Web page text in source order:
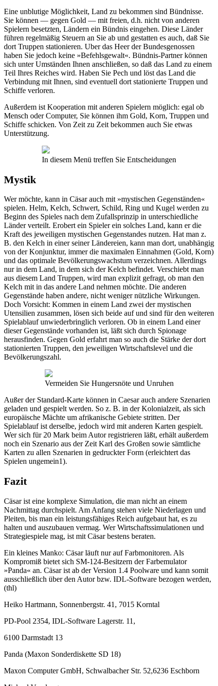
Eine unblutige Möglichkeit, Land zu bekommen sind Bündnisse.
Sie können — gegen Gold — mit freien, d.h. nicht von anderen
Spielern besetzten, Ländern ein Bündnis eingehen. Diese Länder
führen regelmäßig Steuern an Sie ab und gestatten es auch, daß Sie
dort Truppen stationieren. Uber das Heer der Bundesgenossen
haben Sie jedoch keine »Befehlsgewalt«. Bündnis-Partner können
sich unter Umständen Ihnen anschließen, so daß das Land zu einem
Teil Ihres Reiches wird. Haben Sie Pech und löst das Land die
Verbindung mit Ihnen, sind eventuell dort stationierte Truppen und
Schiffe verloren.
Außerdem ist Kooperation mit anderen Spielern möglich: egal ob
Mensch oder Computer, Sie können ihm Gold, Korn, Truppen und
Schiffe schicken. Von Zeit zu Zeit bekommen auch Sie etwas
Unterstützung.
In diesem Menü treffen Sie Entscheidungen
Mystik
Wer möchte, kann in Cäsar auch mit »mystischen Gegenständen«
spielen. Helm, Kelch, Schwert, Schild, Ring und Kugel werden zu
Beginn des Spieles nach dem Zufallsprinzip in unterschiedliche
Länder verteilt. Erobert ein Spieler ein solches Land, kann er die
Kraft des jeweiligen mystischen Gegenstandes nutzen. Hat man z.
B. den Kelch in einer seiner Ländereien, kann man dort, unabhängig
von der Konjunktur, immer die maximalen Einnahmen (Gold, Korn)
und das optimale Bevölkerungswachstum verzeichnen. Allerdings
nur in dem Land, in dem sich der Kelch befindet. Verschiebt man
aus diesem Land Truppen, wird man explizit gefragt, ob man den
Kelch mit in das andere Land nehmen möchte. Die anderen
Gegenstände haben andere, nicht weniger nützliche Wirkungen.
Doch Vorsicht: Kommen in einem Land zwei der mystischen
Utensilien zusammen, lösen sich beide auf und sind für den weiteren
Spielablauf unwiederbringlich verloren. Ob in einem Land einer
dieser Gegenstände vorhanden ist, läßt sich durch Spionage
herausfinden. Gegen Gold erfahrt man so auch die Stärke der dort
stationierten Truppen, den jeweiligen Wirtschaftslevel und die
Bevölkerungszahl.
Vermeiden Sie Hungersnöte und Unruhen
Außer der Standard-Karte können in Caesar auch andere Szenarien
geladen und gespielt werden. So z. B. in der Kolonialzeit, als sich
europäische Mächte um afrikanische Gebiete stritten. Der
Spielablauf ist derselbe, jedoch wird mit anderen Karten gespielt.
Wer sich für 20 Mark beim Autor registrieren läßt, erhält außerdem
noch ein Szenario aus der Zeit Karl des Großen sowie sämtliche
Karten zu allen Szenarien in gedruckter Form (erleichtert das
Spielen ungemein1).
Fazit
Cäsar ist eine komplexe Simulation, die man nicht an einem
Nachmittag durchspielt. Am Anfang stehen viele Niederlagen und
Pleiten, bis man ein leistungsfähiges Reich aufgebaut hat, es zu
halten und auszubauen vermag. Wer Wirtschaftssimulationen und
Strategiespiele mag, ist mit Cäsar bestens beraten.
Ein kleines Manko: Cäsar läuft nur auf Farbmonitoren. Als
Kompromiß bietet sich SM-124-Besitzern der Farbemulator
»Panda« an. Cäsar ist ab der Version 1.4 Poolware und kann somit
ausschließlich über den Autor bzw. IDL-Software bezogen werden,
(thl)
Heiko Hartmann, Sonnenbergstr. 41, 7015 Korntal
PD-Pool 2354, IDL-Software Lagerstr. 11,
6100 Darmstadt 13
Panda (Maxon Sonderdiskette SD 18)
Maxon Computer GmbH, Schwalbacher Str. 52,6236 Eschborn